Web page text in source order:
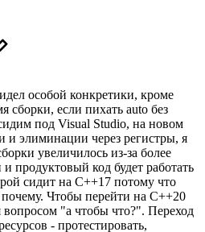
особой конкретики, кроме
сборки, если пихать auto без
под Visual Studio, на новом
и элиминации через регистры, я
увеличилось из-за более
продуктовый код будет работать
сидит на C++17 потому что
почему. Чтобы перейти на C++20
вопросом "а чтобы что?". Переход
- протестировать,